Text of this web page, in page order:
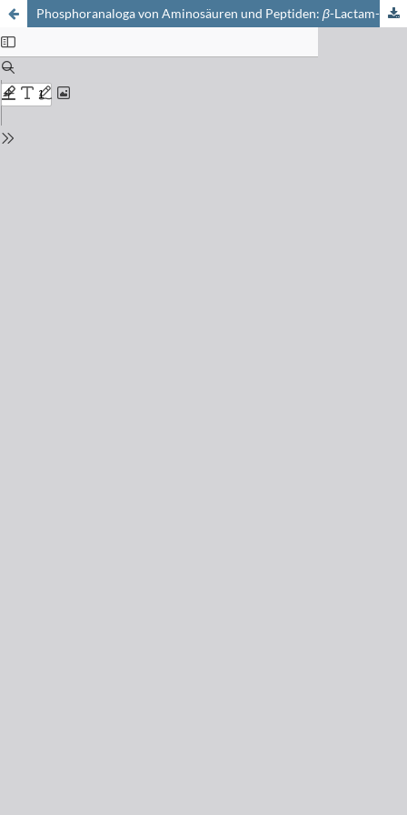
Phosphoranaloga von Aminosäuren und Peptiden: β-Lactam-Grundgerüst mit Aminomethylphosphonsäure